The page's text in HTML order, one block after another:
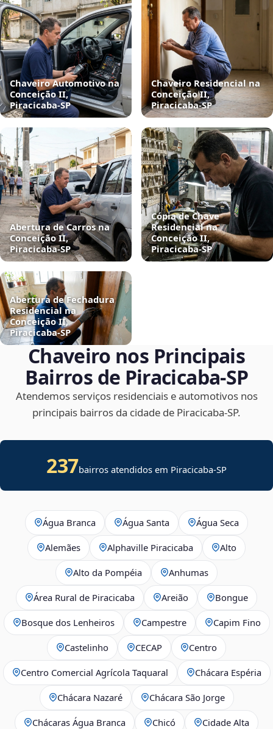
Chaveiro Automotivo na
Conceição II,
Piracicaba‑SP
Chaveiro Residencial na
Conceição II,
Piracicaba‑SP
Abertura de Carros na
Conceição II,
Piracicaba‑SP
Cópia de Chave
Residencial na
Conceição II,
Piracicaba‑SP
Abertura de Fechadura
Residencial na
Conceição II,
Piracicaba‑SP
Chaveiro nos Principais
Bairros de Piracicaba‑SP
Atendemos serviços residenciais e automotivos nos
principais bairros da cidade de Piracicaba‑SP.
237bairros atendidos em Piracicaba-SP
Água Branca Água Santa Água Seca
Alemães Alphaville Piracicaba Alto
Alto da Pompéia Anhumas
Área Rural de Piracicaba Areião Bongue
Bosque dos Lenheiros Campestre Capim Fino
Castelinho CECAP Centro
Centro Comercial Agrícola Taquaral Chácara Espéria
Chácara Nazaré Chácara São Jorge
Chácaras Água Branca Chicó Cidade Alta